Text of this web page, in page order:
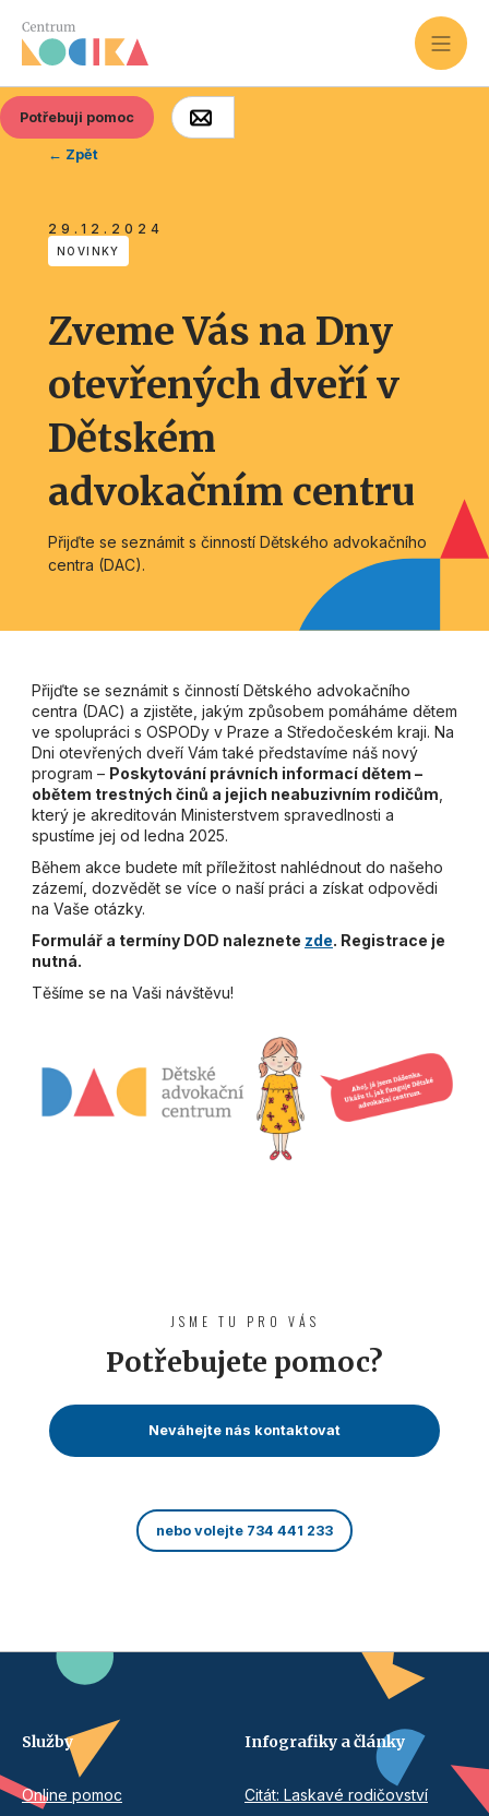
Potřebuji pomoc
← Zpět
29.12.2024
NOVINKY
Zveme Vás na Dny
otevřených dveří v
Dětském
advokačním centru
Přijďte se seznámit s činností Dětského advokačního
centra (DAC).
Přijďte se seznámit s činností Dětského advokačního
centra (DAC) a zjistěte, jakým způsobem pomáháme dětem
ve spolupráci s OSPODy v Praze a Středočeském kraji. Na
Dni otevřených dveří Vám také představíme náš nový
program – Poskytování právních informací dětem –
obětem trestných činů a jejich neabuzivním rodičům,
který je akreditován Ministerstvem spravedlnosti a
spustíme jej od ledna 2025.
Během akce budete mít příležitost nahlédnout do našeho
zázemí, dozvědět se více o naší práci a získat odpovědi
na Vaše otázky.
Formulář a termíny DOD naleznete zde. Registrace je
nutná.
Těšíme se na Vaši návštěvu!
JSME TU PRO VÁS
Potřebujete pomoc?
Neváhejte nás kontaktovat
nebo volejte 734 441 233
Služby
Online pomoc
Infografiky a články
Citát: Laskavé rodičovství